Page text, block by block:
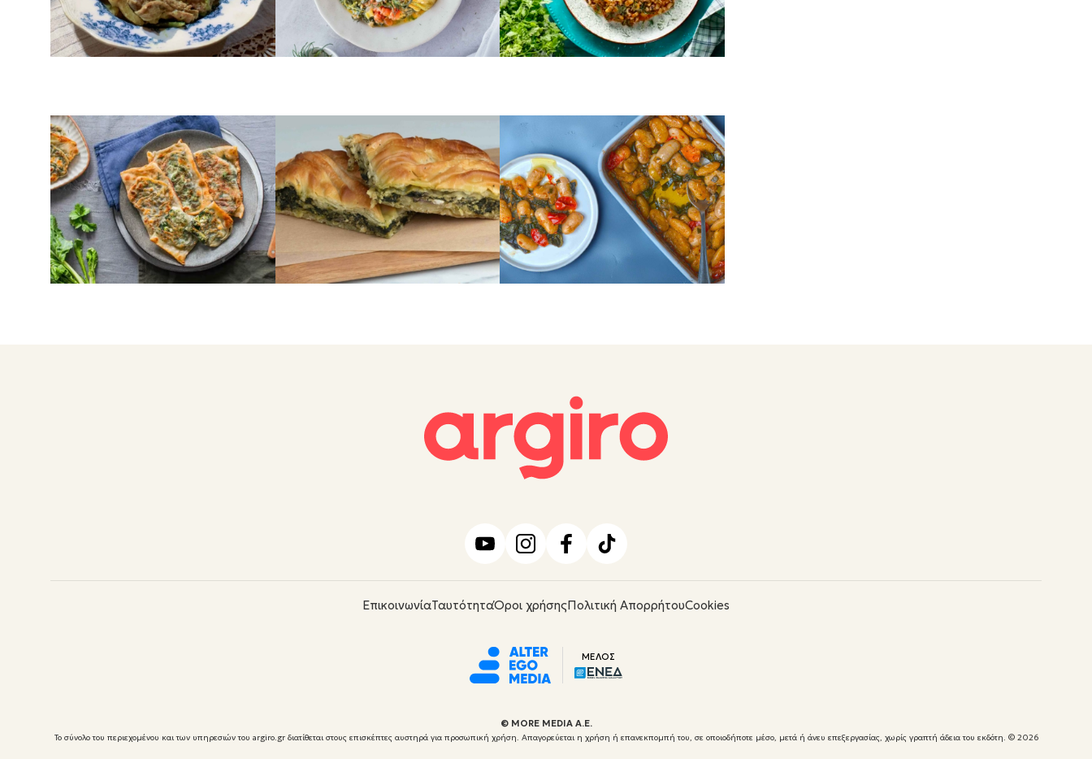
Τσαΐτια Λακωνίας
ΠΙΤΕΣ
Τσουκνιδόπιτα Φασόλια Πρεσπών με χόρτα
1 2 … 4
ΕπικοινωνίαΤαυτότηταΌροι χρήσηςΠολιτική ΑπορρήτουCookies
ΜΕΛΟΣ
© ΜORE MEDIA Α.Ε.
Το σύνολο του περιεχομένου και των υπηρεσιών του argiro.gr διατίθεται στους επισκέπτες αυστηρά για προσωπική χρήση. Απαγορεύεται η χρήση ή επανεκπομπή του, σε οποιοδήποτε μέσο, μετά ή άνευ επεξεργασίας, χωρίς γραπτή άδεια του εκδότη. © 2026